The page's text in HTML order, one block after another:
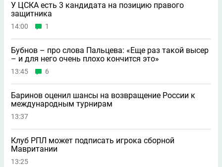
У ЦСКА есть 3 кандидата на позицию правого
защитника
14:00 1
Бубнов – про слова Пальцева: «Ещe раз такой высер
– и для него очень плохо кончится это»
13:45 6
Баринов оценил шансы на возвращение России к
международным турнирам
13:37
Клуб РПЛ может подписать игрока сборной
Мавритании
13:25